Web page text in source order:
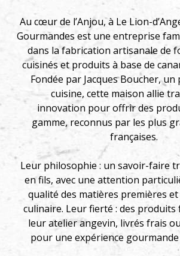
Au cœur de l’Anjou, à Le Lion-
Gourmandes est une entreprise
dans la fabrication artisanale de
cuisinés et produits à base de
Fondée par Jacques Boucher, un
cuisine, cette maison allie
innovation pour offrir des
gamme, reconnus par les plus
françaises.
Leur philosophie : un savoir-faire
en fils, avec une attention
qualité des matières premières
culinaire. Leur fierté : des produits
leur atelier angevin, livrés frais
pour une expérience